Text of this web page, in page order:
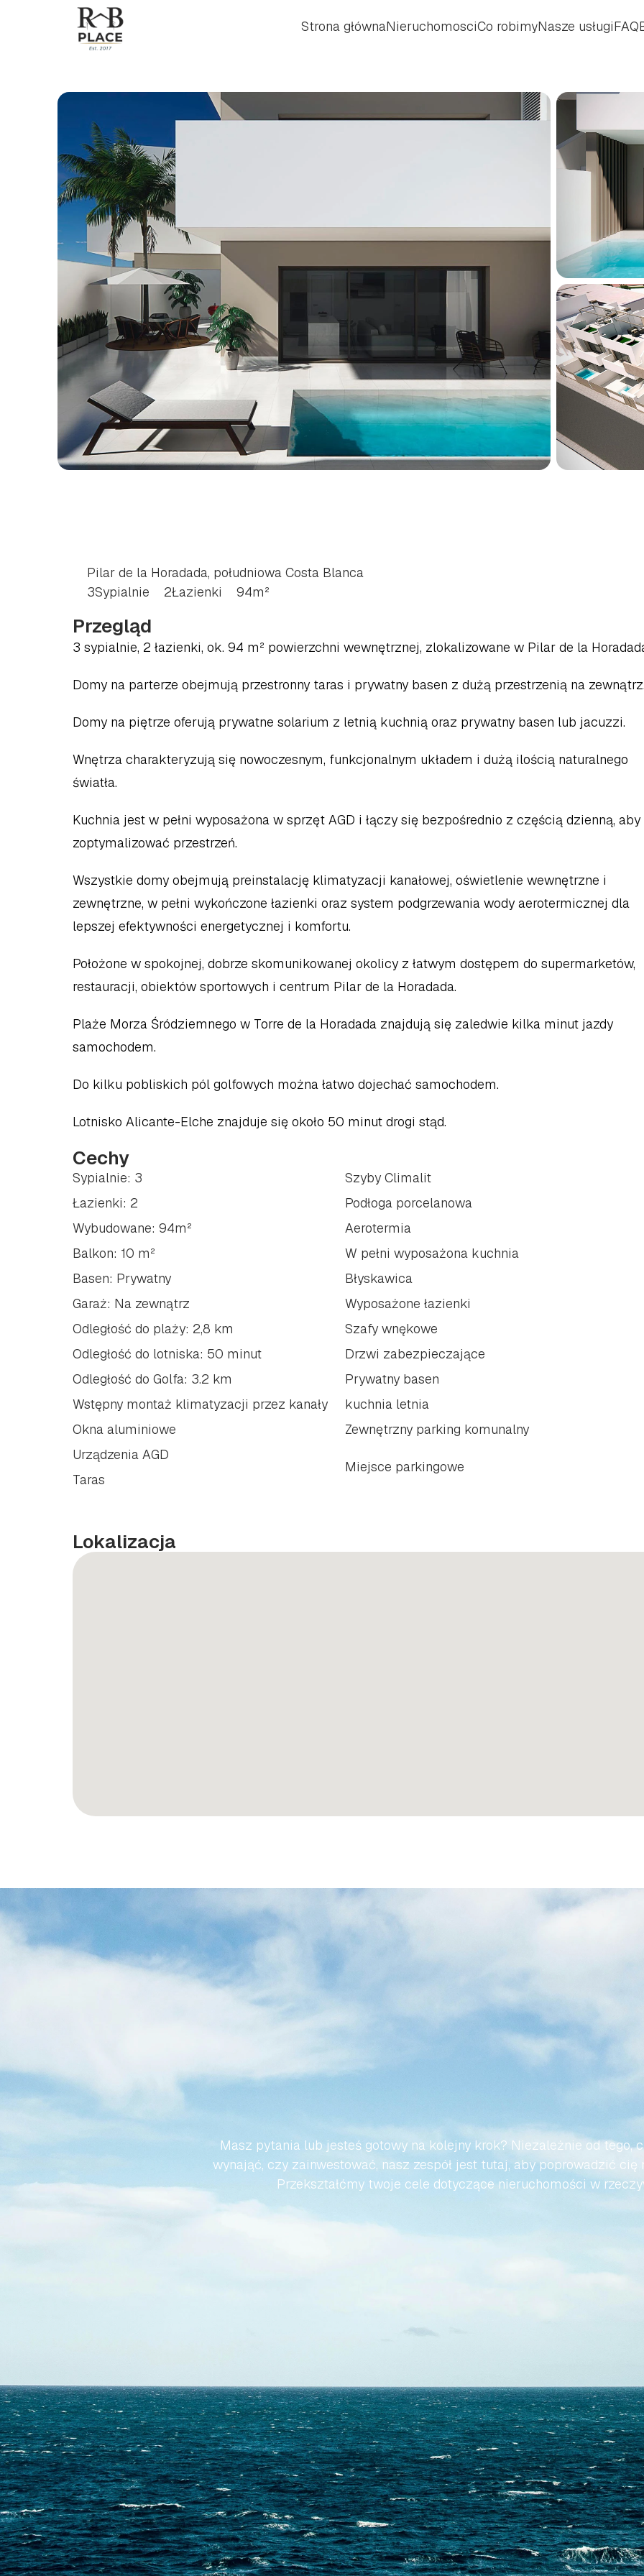
Strona głównaNieruchomosciCo robimyNasze usługiFAQ
Pilar de la Horadada, południowa Costa Blanca
3Sypialnie 2Łazienki 94m²
Przegląd
3 sypialnie, 2 łazienki, ok. 94 m² powierzchni wewnętrznej, zlokalizowane w Pilar de la
Domy na parterze obejmują przestronny taras i prywatny basen z dużą przestrzenią na
Domy na piętrze oferują prywatne solarium z letnią kuchnią oraz prywatny basen lub jacuzzi.
Wnętrza charakteryzują się nowoczesnym, funkcjonalnym układem i dużą ilością naturalnego
światła.
Kuchnia jest w pełni wyposażona w sprzęt AGD i łączy się bezpośrednio z częścią dzienną, aby
zoptymalizować przestrzeń.
Wszystkie domy obejmują preinstalację klimatyzacji kanałowej, oświetlenie wewnętrzne i
zewnętrzne, w pełni wykończone łazienki oraz system podgrzewania wody aerotermicznej dla
lepszej efektywności energetycznej i komfortu.
Położone w spokojnej, dobrze skomunikowanej okolicy z łatwym dostępem do supermarketów,
restauracji, obiektów sportowych i centrum Pilar de la Horadada.
Plaże Morza Śródziemnego w Torre de la Horadada znajdują się zaledwie kilka minut jazdy
samochodem.
Do kilku pobliskich pól golfowych można łatwo dojechać samochodem.
Lotnisko Alicante-Elche znajduje się około 50 minut drogi stąd.
Cechy
Sypialnie: 3
Łazienki: 2
Wybudowane: 94m²
Balkon: 10 m²
Basen: Prywatny
Garaż: Na zewnątrz
Odległość do plaży: 2,8 km
Odległość do lotniska: 50 minut
Odległość do Golfa: 3.2 km
Wstępny montaż klimatyzacji przez kanały
Okna aluminiowe
Urządzenia AGD
Taras
Szyby Climalit
Podłoga porcelanowa
Aerotermia
W pełni wyposażona kuchnia
Błyskawica
Wyposażone łazienki
Szafy wnękowe
Drzwi zabezpieczające
Prywatny basen
kuchnia letnia
Zewnętrzny parking komunalny
Miejsce parkingowe
Lokalizacja
SPRAWMY, TWOJA
HISZPAŃSKIEJ
BEZWYSIŁKOWA
Masz pytania lub jesteś gotowy na kolejny krok? Niezależnie od tego,
wynająć, czy zainwestować, nasz zespół jest tutaj, aby poprowadzić cię
Przekształćmy twoje cele dotyczące nieruchomości w
Skontaktuj się z nami